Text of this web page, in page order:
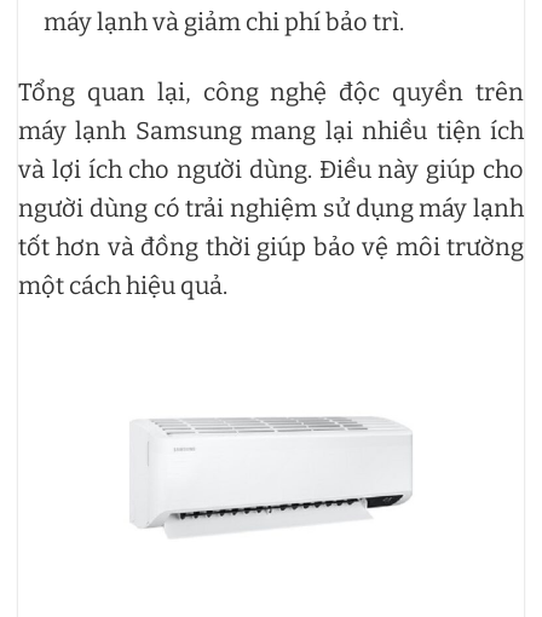
máy lạnh và giảm chi phí bảo trì.
Tổng quan lại, công nghệ độc quyền trên
máy lạnh Samsung mang lại nhiều tiện ích
và lợi ích cho người dùng. Điều này giúp cho
người dùng có trải nghiệm sử dụng máy lạnh
tốt hơn và đồng thời giúp bảo vệ môi trường
một cách hiệu quả.